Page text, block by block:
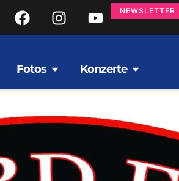
NEWSLETTER
Fotos Konzerte